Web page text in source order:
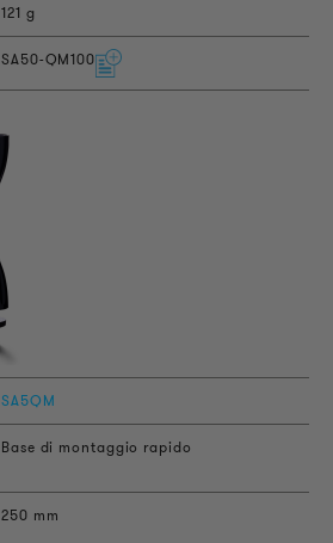
121 g
SA50-QM100
SA5QM
Base di montaggio rapido
250 mm